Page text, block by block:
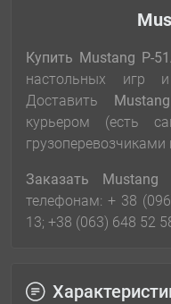
Купить Mustang P-
настольных игр и
Доставить
курьером (есть
грузоперевозчиками
Заказать Mustang
телефонам: + 38
13; +38 (063) 648 52